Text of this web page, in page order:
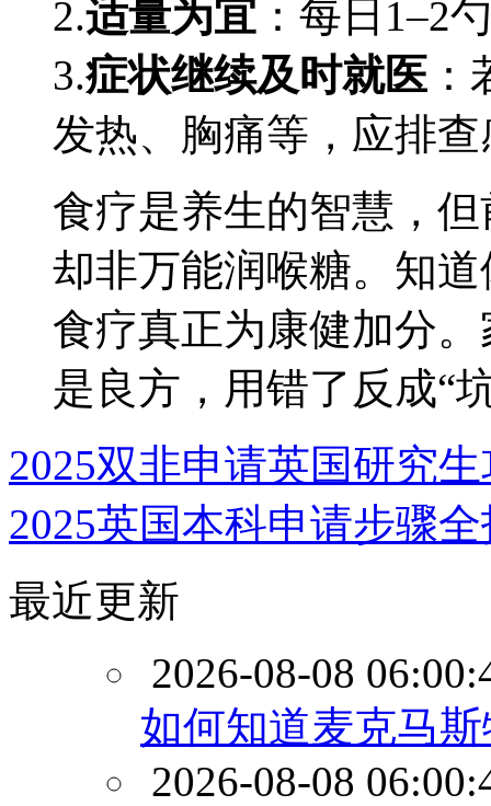
2.适量为宜 ：每日1–2
3.症状继续及时就医
发热、胸痛等，应排
食疗是养生的智慧，
却非万能润喉糖。知
食疗真正为康健加分
是良方，用错了反成“
2025双非申请英国研究
2025英国本科申请步骤
最近更新
2026-08-08
如何知道麦克马
2026-08-08